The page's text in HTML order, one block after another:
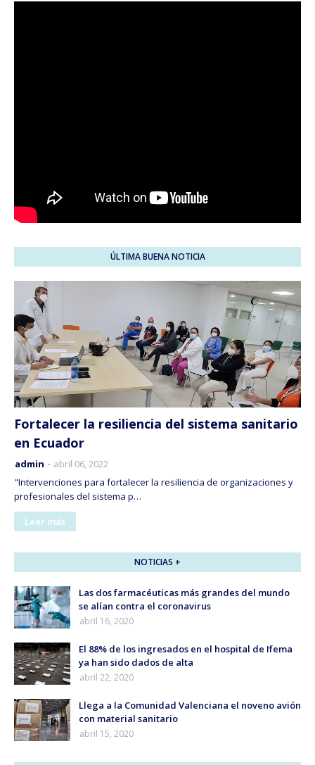
ÚLTIMA BUENA NOTICIA
Fortalecer la resiliencia del sistema sanitario
en Ecuador
admin
abril 06, 2022
"Intervenciones para fortalecer la resiliencia de organizaciones y
profesionales del sistema p…
Leer más
NOTICIAS +
Las dos farmacéuticas más grandes del mundo
se alían contra el coronavirus
abril 16, 2020
El 88% de los ingresados en el hospital de Ifema
ya han sido dados de alta
abril 22, 2020
Llega a la Comunidad Valenciana el noveno avión
con material sanitario
abril 15, 2020